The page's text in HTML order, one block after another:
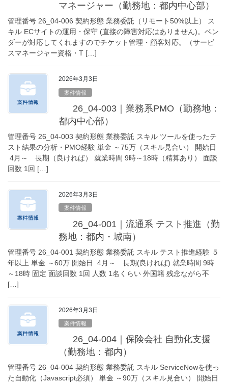
マネージャー（勤務地：都内中心部）
管理番号 26_04-006 契約形態 業務委託（リモート50%以上） ス
キル ECサイトの運用・保守 (直接の障害対応はありません)。ベン
ダーが対応してくれますのでチケット管理・顧客対応。（サービ
スマネージャー資格・T […]
2026年3月3日
案件情報
26_04-003｜業務系PMO（勤務地：
都内中心部）
管理番号 26_04-003 契約形態 業務委託 スキル ツールを使ったテ
スト結果の分析・PMO経験 単金 ～75万（スキル見合い） 開始日
4月～ 長期（良ければ） 就業時間 9時～18時（精算あり） 面談
回数 1回 […]
2026年3月3日
案件情報
26_04-001｜流通系 テスト推進（勤
務地：都内・城南）
管理番号 26_04-001 契約形態 業務委託 スキル テスト推進経験 ５
年以上 単金 ～60万 開始日 4月～ 長期(良ければ) 就業時間 9時
～18時 固定 面談回数 1回 人数 1名くらい 外国籍 残念ながら不
[…]
2026年3月3日
案件情報
26_04-004｜保険会社 自動化支援
（勤務地：都内）
管理番号 26_04-004 契約形態 業務委託 スキル ServiceNowを使っ
た自動化（Javascript必須） 単金 ～90万（スキル見合い） 開始日